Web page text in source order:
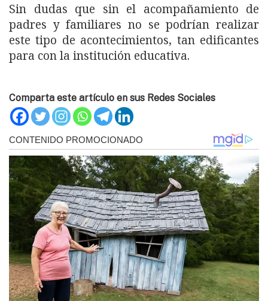
Sin dudas que sin el acompañamiento de
padres y familiares no se podrían realizar
este tipo de acontecimientos, tan edificantes
para con la institución educativa.
Comparta este artículo en sus Redes Sociales